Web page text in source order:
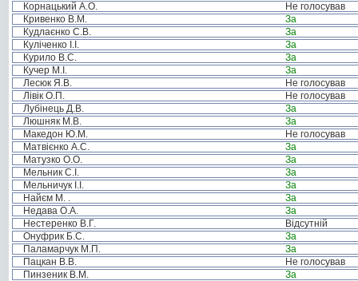
Корнацький А.О.
Не голосував
Кривенко В.М.
За
Кудлаєнко С.В.
За
Куліченко І.І.
За
Курило В.С.
За
Кучер М.І.
За
Лесюк Я.В.
Не голосував
Лівік О.П.
Не голосував
Лубінець Д.В.
За
Люшняк М.В.
За
Македон Ю.М.
Не голосував
Матвієнко А.С.
За
Матузко О.О.
За
Мельник С.І.
За
Мельничук І.І.
За
Найєм М. .
За
Недава О.А.
За
Нестеренко В.Г.
Відсутній
Онуфрик Б.С.
За
Паламарчук М.П.
За
Пацкан В.В.
Не голосував
Пинзеник В.М.
За